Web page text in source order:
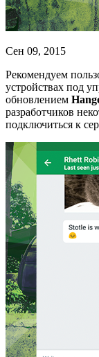
Сен 09, 2015
Рекомендуем
устройствах под
обновлением
разработчиков
подключиться к